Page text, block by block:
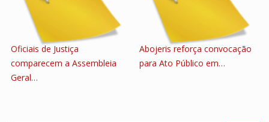
Oficiais de Justiça
comparecem a Assembleia
Geral…
Abojeris reforça convocação
para Ato Público em…